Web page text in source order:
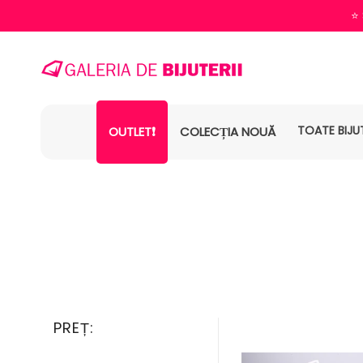
OUTLET❗ COLECȚIA NOUĂ TOATE
PREȚ: